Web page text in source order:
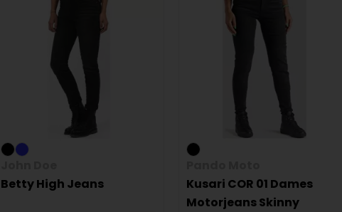
Betty High Jeans
Kusari COR 01 Dames
Motorjeans Skinny